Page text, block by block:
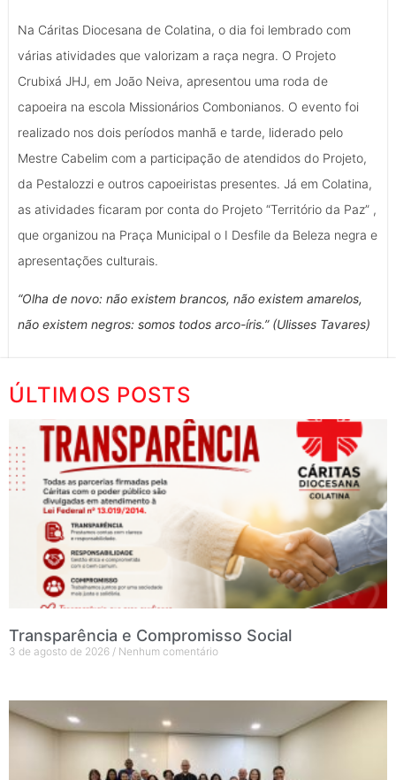
Na Cáritas Diocesana de Colatina, o dia foi lembrado com
várias atividades que valorizam a raça negra. O Projeto
Crubixá JHJ, em João Neiva, apresentou uma roda de
capoeira na escola Missionários Combonianos. O evento foi
realizado nos dois períodos manhã e tarde, liderado pelo
Mestre Cabelim com a participação de atendidos do Projeto,
da Pestalozzi e outros capoeiristas presentes. Já em Colatina,
as atividades ficaram por conta do Projeto “Território da Paz” ,
que organizou na Praça Municipal o I Desfile da Beleza negra e
apresentações culturais.
“Olha de novo: não existem brancos, não existem amarelos,
não existem negros: somos todos arco-íris.” (Ulisses Tavares)
ÚLTIMOS POSTS
Transparência e Compromisso Social
3 de agosto de 2026 Nenhum comentário